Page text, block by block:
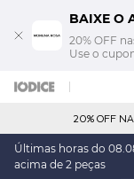
BAIXE O
20% OFF
Use o
20% OFF NA
Últimas horas do
acima de 2 peças